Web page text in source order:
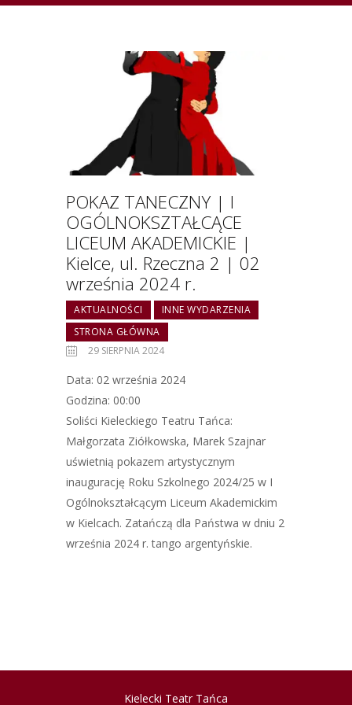
POKAZ TANECZNY | I
OGÓLNOKSZTAŁCĄCE
LICEUM AKADEMICKIE |
Kielce, ul. Rzeczna 2 | 02
września 2024 r.
AKTUALNOŚCI
INNE WYDARZENIA
STRONA GŁÓWNA
29 SIERPNIA 2024
Data: 02 września 2024
Godzina: 00:00
Soliści Kieleckiego Teatru Tańca:
Małgorzata Ziółkowska, Marek Szajnar
uświetnią pokazem artystycznym
inaugurację Roku Szkolnego 2024/25 w I
Ogólnokształcącym Liceum Akademickim
w Kielcach. Zatańczą dla Państwa w dniu 2
września 2024 r. tango argentyńskie.
Kielecki Teatr Tańca